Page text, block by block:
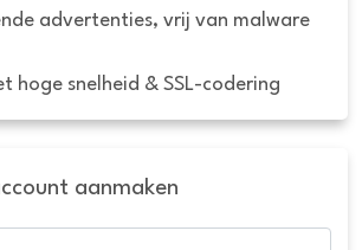
advertenties, vrij van malware
hoge snelheid & SSL-codering
aanmaken